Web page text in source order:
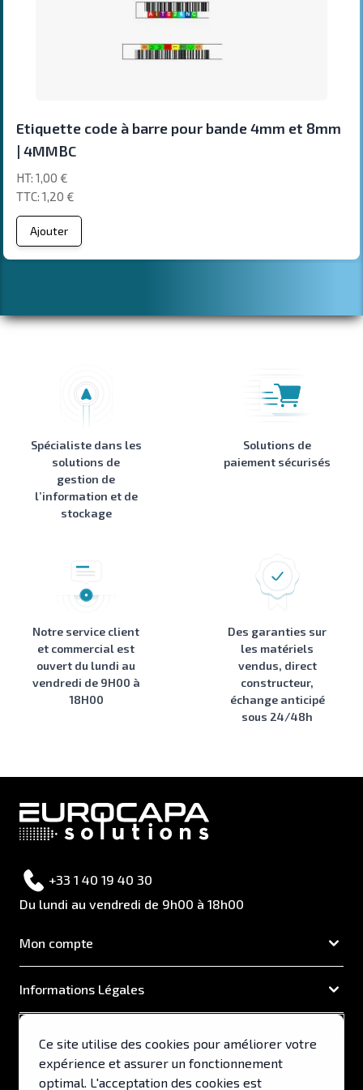
Etiquette code à barre pour bande 4mm et 8mm
| 4MMBC
1,20 €
1,00 €
Ajouter
Spécialiste dans les
solutions de
gestion de
l’information et de
stockage
Solutions de
paiement sécurisés
Notre service client
et commercial est
ouvert du lundi au
vendredi de 9H00 à
18H00
Des garanties sur
les matériels
vendus, direct
constructeur,
échange anticipé
sous 24/48h
+33 1 40 19 40 30
Du lundi au vendredi de 9h00 à 18h00
Mon compte
Informations Légales
Support & Services
Ce site utilise des cookies pour améliorer votre
expérience et assurer un fonctionnement
optimal. L'acceptation des cookies est